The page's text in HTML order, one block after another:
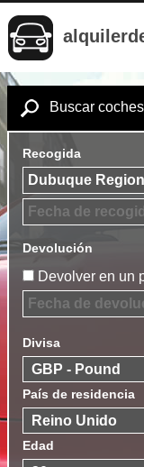
Buscar
Recogida
Devolución
Devolver en un
Divisa
País de residencia
Edad